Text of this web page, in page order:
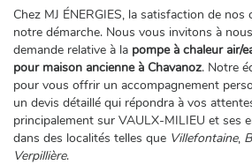
Chez MJ ÉNERGIES, la satisfaction de
notre démarche. Nous vous invitons à
demande relative à la pompe à chaleur air/
pour maison ancienne à Chavanoz. Notre
pour vous offrir un accompagnement
un devis détaillé qui répondra à vos
principalement sur VAULX-MILIEU et ses
dans des localités telles que Villefontaine,
Verpillière.